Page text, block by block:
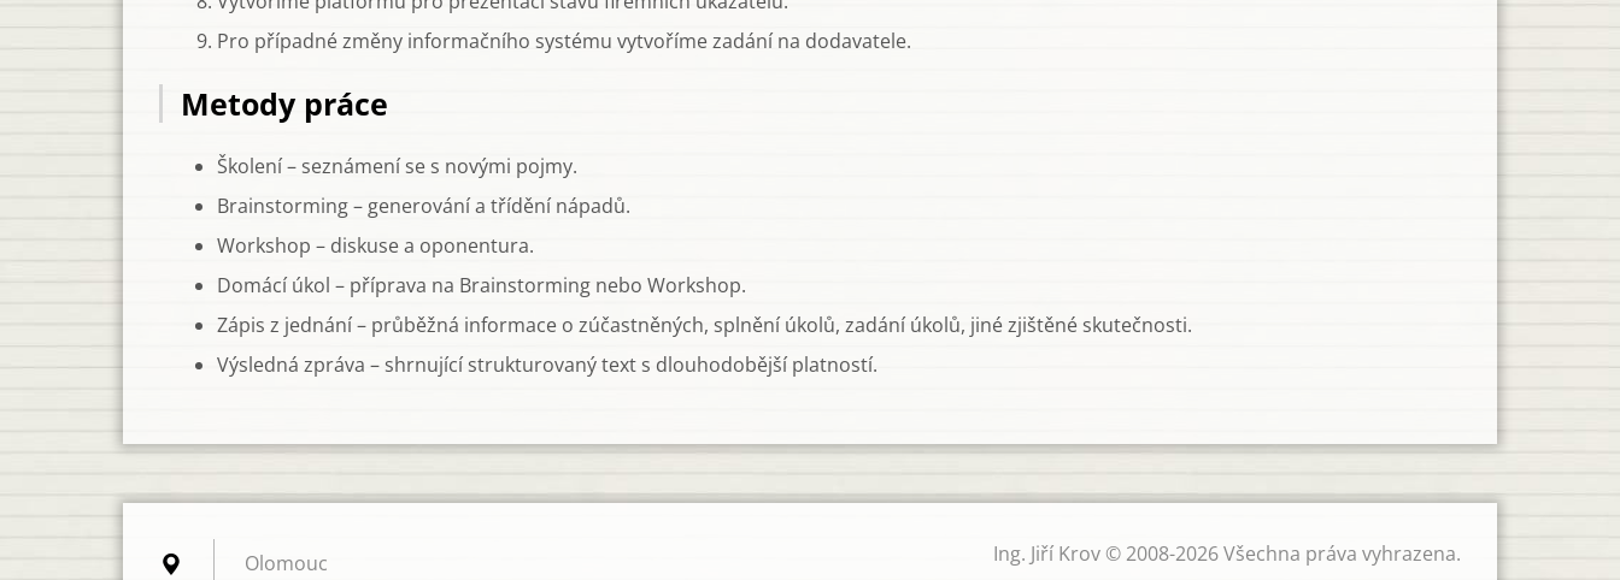
Pro případné změny informačního systému vytvoříme zadání na dodavatele.
Metody práce
Školení – seznámení se s novými pojmy.
Brainstorming – generování a třídění nápadů.
Workshop – diskuse a oponentura.
Domácí úkol – příprava na Brainstorming nebo Workshop.
Zápis z jednání – průběžná informace o zúčastněných, splnění úkolů, zadání úkolů, jiné zjištěné skutečnosti.
Výsledná zpráva – shrnující strukturovaný text s dlouhodobější platností.
Olomouc Ing. Jiří Krov © 2008-2026 Všechna práva vyhrazena.